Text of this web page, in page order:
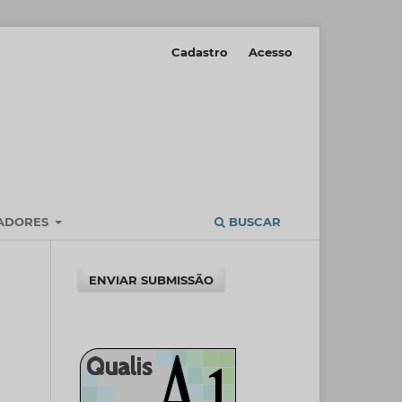
BUSCAR
Cadastro Acesso
ENVIAR SUBMISSÃO